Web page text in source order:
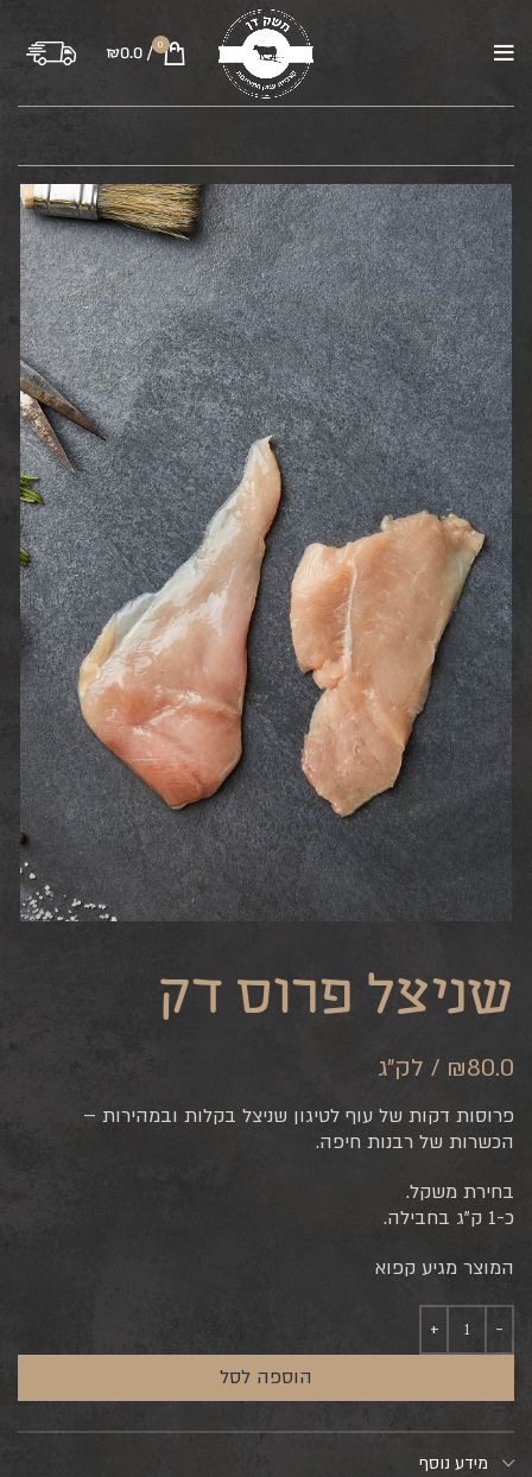
0
/
₪0.0
שניצל פרוס דק
₪80.0 / לק"ג
פרוסות דקות של עוף לטיגון שניצל בקלות ובמהירות –
הכשרות של רבנות חיפה.
בחירת משקל.
כ-1 ק”ג בחבילה.
המוצר מגיע קפוא
הוספה לסל
מידע נוסף